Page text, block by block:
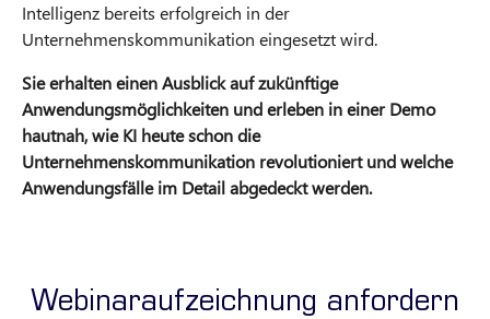
Intelligenz bereits erfolgreich in der
Unternehmenskommunikation eingesetzt wird.
Sie erhalten einen Ausblick auf zukünftige
Anwendungsmöglichkeiten und erleben in einer Demo
hautnah, wie KI heute schon die
Unternehmenskommunikation revolutioniert und welche
Anwendungsfälle im Detail abgedeckt werden.​
Webinaraufzeichnung anfordern